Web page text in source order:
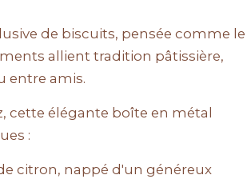
de biscuits, pensée comme le
allient tradition pâtissière,
entre amis.
cette élégante boîte en métal
:
citron, nappé d'un généreux